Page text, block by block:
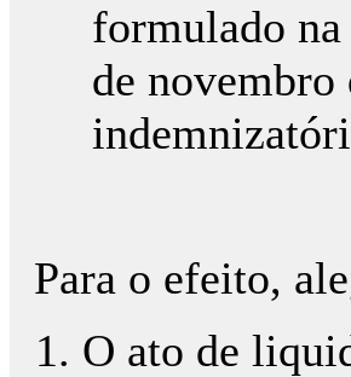
formulado
de novembro
Para o efeito,
O ato de